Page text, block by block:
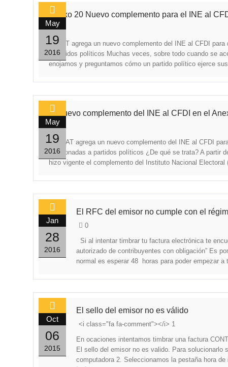
May
19
2016
Anexo 20 Nuevo complemento para el INE al
0
El SAT agrega un nuevo complemento del INE al CFDI
a partidos políticos Muchas veces, sobre todo cuando se
enojamos y preguntamos cómo un partido político ejerce
May
19
2016
El nuevo complemento del INE al CFDI en el
0
El SAT agrega un nuevo complemento del INE al CFDI
relacionadas a partidos políticos ¿De qué se trata? A partir
hizo vigente el complemento del Instituto Nacional
Jan
28
2016
El RFC del emisor no cumple con el
0
Si al intentar timbrar tu factura electrónica te
autorizado de contribuyentes con obligación” Es
normal es esperar 48 horas para poder empezar
Oct
06
2015
El sello del emisor no es válido
<i class="fa fa-comment"></i> 1
En ocaciones intentamos timbrar una factura
El sello del emisor no es valido. Para
computadora 2. Seleccionamos la pestaña hora